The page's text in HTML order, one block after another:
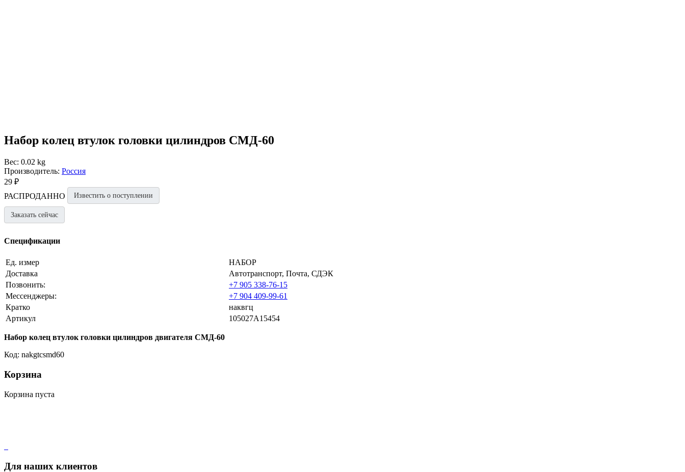
Набор колец втулок головки цилиндров СМД-60
Вес: 0.02 kg
Производитель: Россия
29 ₽
РАСПРОДАННО
Известить о поступлении
Заказать сейчас
Спецификации
Ед. измер
НАБОР
Доставка
Автотранспорт, Почта, СДЭК
Позвонить:
+7 905 338-76-15
Мессенджеры:
+7 904 409-99-61
Кратко
наквгц
Артикул
105027A15454
Набор колец втулок головки цилиндров двигателя СМД-60
Код: nakgtcsmd60
Корзина
Корзина пуста
Для наших клиентов